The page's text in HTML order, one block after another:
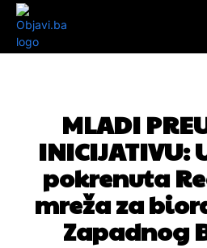
MLADI
INICIJATIVU:
pokrenuta
mreža za
Zapadnog